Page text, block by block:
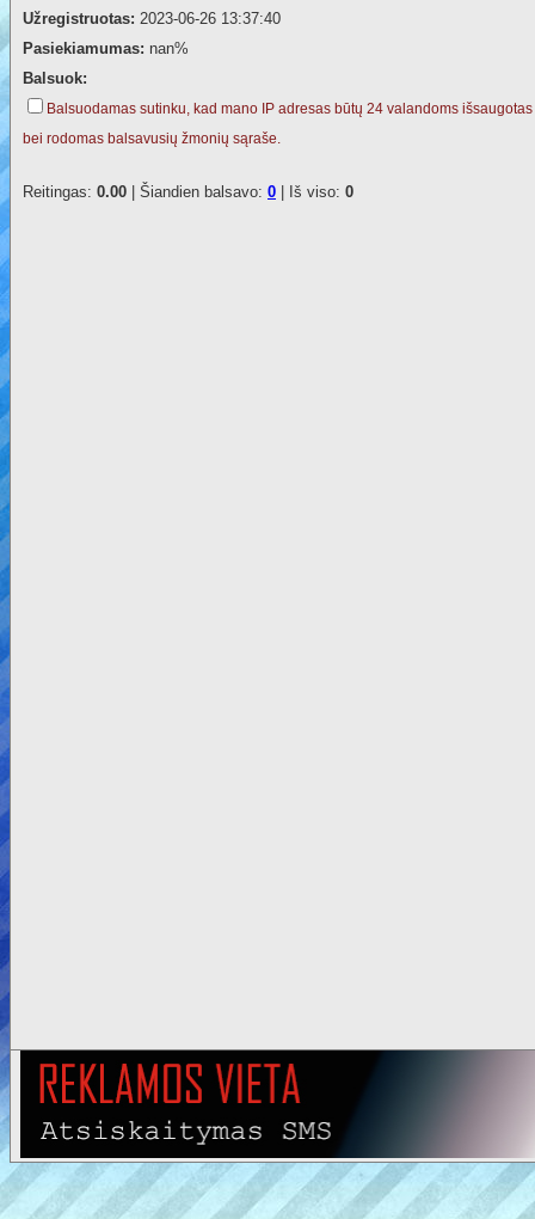
Užregistruotas: 2023-06-26 13:37:40
Pasiekiamumas: nan%
Balsuok:
Balsuodamas sutinku, kad mano IP adresas būtų 24 valandoms išsaugotas
bei rodomas balsavusių žmonių sąraše.
Reitingas: 0.00 | Šiandien balsavo: 0 | Iš viso: 0